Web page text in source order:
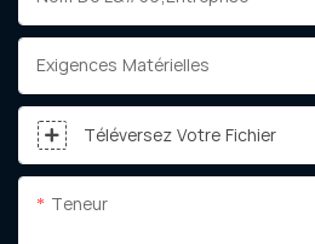
Exigences Matérielles
Téléversez Votre Fichier
Teneur